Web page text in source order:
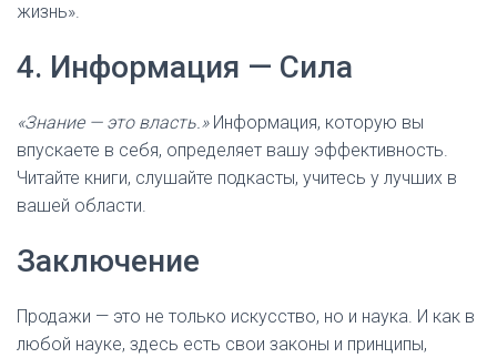
жизнь».
4. Информация — Сила
«Знание — это власть.»Информация, которую вы
впускаете в себя, определяет вашу эффективность.
Читайте книги, слушайте подкасты, учитесь у лучших в
вашей области.
Заключение
Продажи — это не только искусство, но и наука. И как в
любой науке, здесь есть свои законы и принципы,